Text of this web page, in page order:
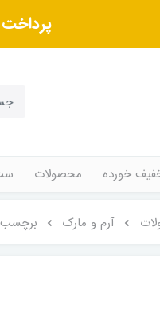
پرداخت
خورده محصولات
آرم و مارک برچسب